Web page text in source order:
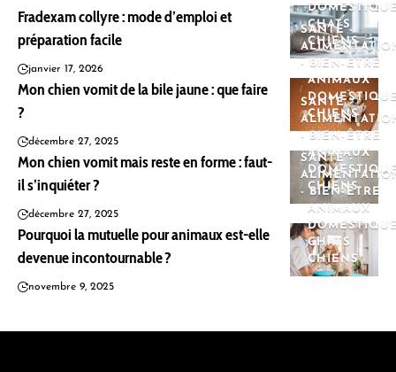
CHATS
CHIENS
Fradexam collyre : mode d’emploi et
préparation facile
janvier 17, 2026
SANTÉ -
- BIEN-ÊTRE
ANIMAUX
CHIENS
Mon chien vomit de la bile jaune : que faire
?
décembre 27, 2025
SANTÉ -
- BIEN-ÊTRE
ANIMAUX
CHIENS
Mon chien vomit mais reste en forme : faut-
il s’inquiéter ?
décembre 27, 2025
SANTÉ -
- BIEN-ÊTRE
ANIMAUX
CHATS
CHIENS
Pourquoi la mutuelle pour animaux est-elle
devenue incontournable ?
novembre 9, 2025